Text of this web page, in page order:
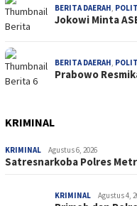
BERITA DAERAH,
Jokowi Minta
BERITA DAERAH,
Prabowo
KRIMINAL
KRIMINAL Agustus 6, 2026
Satresnarkoba Polres
KRIMINAL Agustus 4,